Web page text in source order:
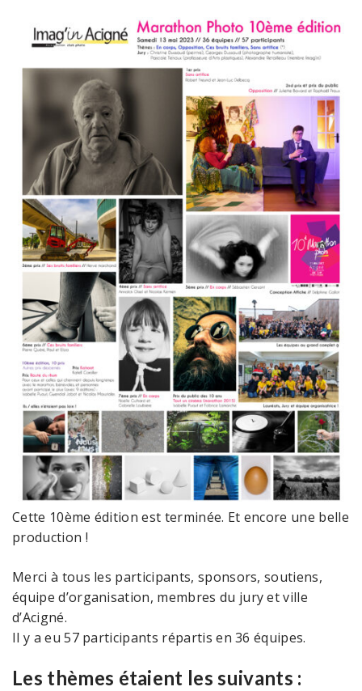
Cette 10ème édition est terminée. Et encore une belle
production !
Merci à tous les participants, sponsors, soutiens,
équipe d’organisation, membres du jury et ville
d’Acigné.
Il y a eu 57 participants répartis en 36 équipes.
Les thèmes étaient les suivants :